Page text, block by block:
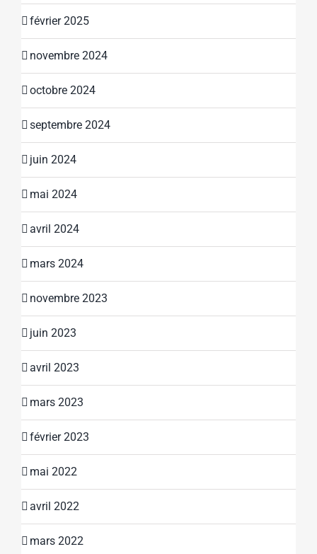
février 2025
novembre 2024
octobre 2024
septembre 2024
juin 2024
mai 2024
avril 2024
mars 2024
novembre 2023
juin 2023
avril 2023
mars 2023
février 2023
mai 2022
avril 2022
mars 2022